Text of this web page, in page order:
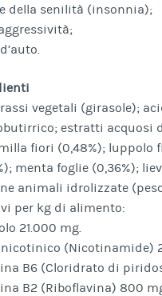
della senilità (insonnia);
vegetali (girasole);
estratti acquosi
fiori (0,48%); luppolo
menta foglie (0,36%);
animali idrolizzate
per kg di alimento:
21.000 mg.
nicotinico (Nicotinamide)
B6 (Cloridrato di
B2 (Riboflavina) 800